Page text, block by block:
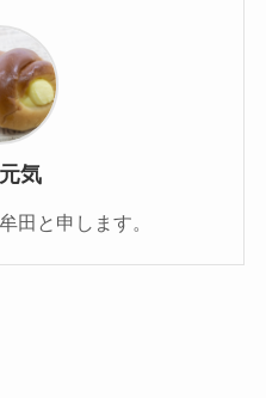
気
田と申します。